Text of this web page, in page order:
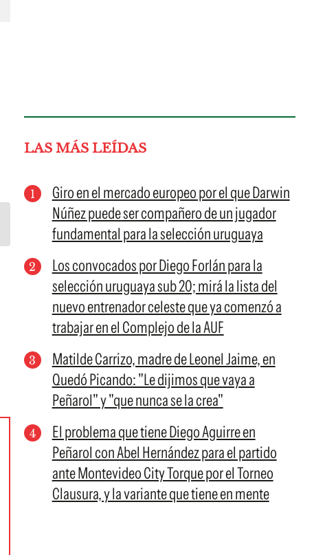
LAS MÁS LEÍDAS
Giro en el mercado europeo por el que Darwin
Núñez puede ser compañero de un jugador
fundamental para la selección uruguaya
Los convocados por Diego Forlán para la
selección uruguaya sub 20; mirá la lista del
nuevo entrenador celeste que ya comenzó a
trabajar en el Complejo de la AUF
Matilde Carrizo, madre de Leonel Jaime, en
Quedó Picando: "Le dijimos que vaya a
Peñarol" y "que nunca se la crea"
El problema que tiene Diego Aguirre en
Peñarol con Abel Hernández para el partido
ante Montevideo City Torque por el Torneo
Clausura, y la variante que tiene en mente